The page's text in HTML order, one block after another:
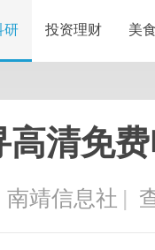
研 投资理财 美
高清免
南靖信息社 |